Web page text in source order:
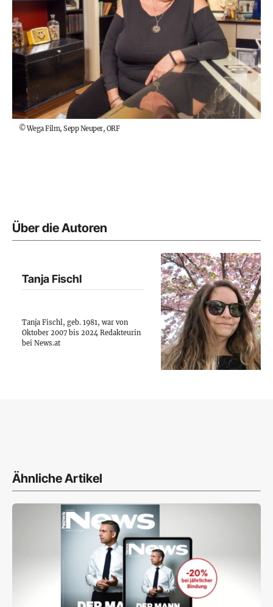
©Wega Film, Sepp Neuper, ORF
Über die Autoren
Tanja Fischl
Tanja Fischl, geb. 1981, war von
Oktober 2007 bis 2024 Redakteurin
bei News.at
Ähnliche Artikel